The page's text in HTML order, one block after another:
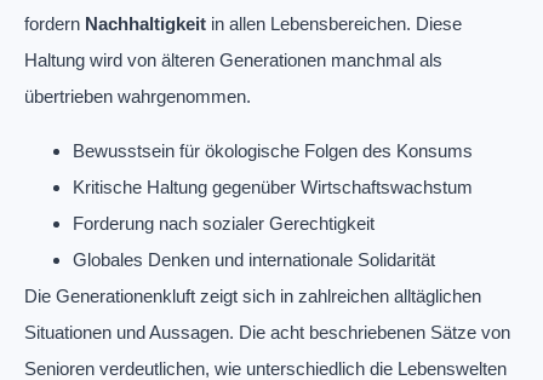
fordern Nachhaltigkeit in allen Lebensbereichen. Diese
Haltung wird von älteren Generationen manchmal als
übertrieben wahrgenommen.
Bewusstsein für ökologische Folgen des Konsums
Kritische Haltung gegenüber Wirtschaftswachstum
Forderung nach sozialer Gerechtigkeit
Globales Denken und internationale Solidarität
Die Generationenkluft zeigt sich in zahlreichen alltäglichen
Situationen und Aussagen. Die acht beschriebenen Sätze von
Senioren verdeutlichen, wie unterschiedlich die Lebenswelten